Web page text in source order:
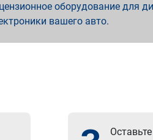
оборудование для
вашего авто.